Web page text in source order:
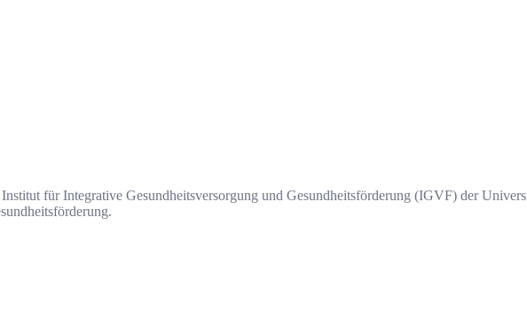
für Integrative Gesundheitsversorgung und Gesundheitsförderung (IGVF) der